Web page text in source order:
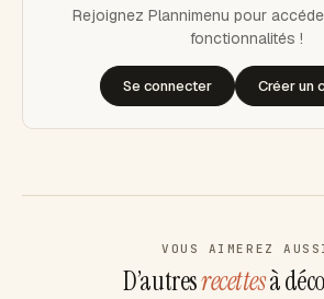
Rejoignez Plannimenu pour
fonctionnalités !
Se connecter Créer un
VOUS AIMEREZ
D’autresrecettesà